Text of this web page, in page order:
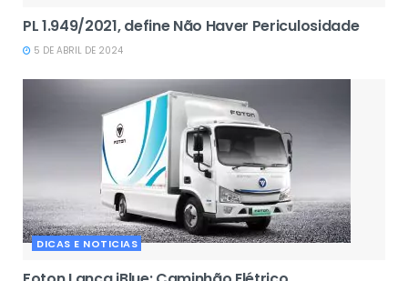
PL 1.949/2021, define Não Haver Periculosidade
5 DE ABRIL DE 2024
DICAS E NOTICIAS